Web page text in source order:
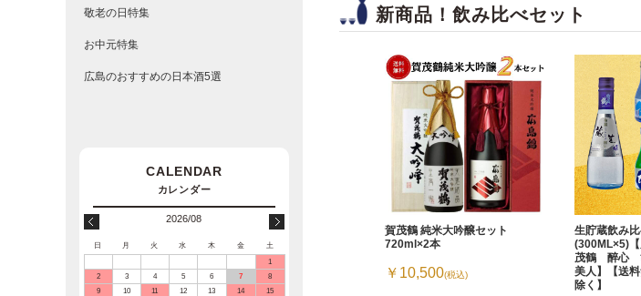
新商品！飲み比べセット
賀茂鶴 純米大吟醸セット
720ml×2本
￥10,500(税込)
生貯蔵飲み
(300ML×5)
茂鶴 醉心
美人】【送
除く】
敬老の日特集
お中元特集
広島のおすすめの日本酒5選
2026/08
日 月 火 水 木 金
土
1
2
3 4 5 6 7
8
9
10 11 12 13 14
15